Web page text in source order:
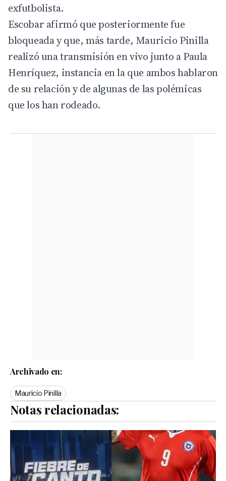
exfutbolista.
Escobar afirmó que posteriormente fue
bloqueada y que, más tarde, Mauricio Pinilla
realizó una transmisión en vivo junto a Paula
Henríquez, instancia en la que ambos hablaron
de su relación y de algunas de las polémicas
que los han rodeado.
Archivado en:
Mauricio Pinilla
Notas relacionadas: